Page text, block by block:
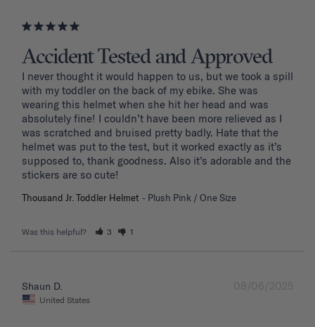
Accident Tested and Approved
I never thought it would happen to us, but we took a spill
with my toddler on the back of my ebike. She was
wearing this helmet when she hit her head and was
absolutely fine! I couldn’t have been more relieved as I
was scratched and bruised pretty badly. Hate that the
helmet was put to the test, but it worked exactly as it’s
supposed to, thank goodness. Also it’s adorable and the
stickers are so cute!
Thousand Jr. Toddler Helmet Plush Pink / One Size
Was this helpful? 3 1
08/06/2025
Shaun D.
United States